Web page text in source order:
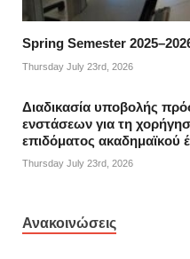
Spring Semester
Thursday July 23rd, 2026
Διαδικασία υποβολής
ενστάσεων για τη
επιδόματος ακαδημαϊκού
Thursday July 23rd, 2026
Ανακοινώσεις